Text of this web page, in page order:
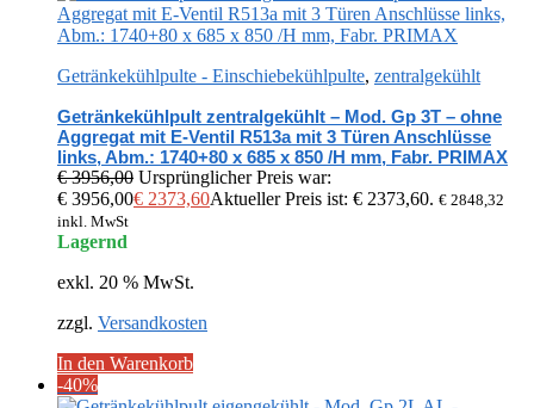
Getränkekühlpulte - Einschiebekühlpulte, zentralgekühlt
Getränkekühlpult zentralgekühlt – Mod. Gp 3T – ohne
Aggregat mit E-Ventil R513a mit 3 Türen Anschlüsse
links, Abm.: 1740+80 x 685 x 850 /H mm, Fabr. PRIMAX
€3956,00 Ursprünglicher Preis war:
€ 3956,00€ 2373,60Aktueller Preis ist: € 2373,60. € 2848,32
inkl. MwSt
Lagernd
exkl. 20 % MwSt.
zzgl. Versandkosten
In den Warenkorb
-40%